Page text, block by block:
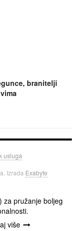
branitelji
usluga
Izrada Exabyte
za pružanje boljeg
više